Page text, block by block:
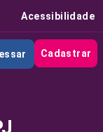
Acessibilidade
Cadastrar